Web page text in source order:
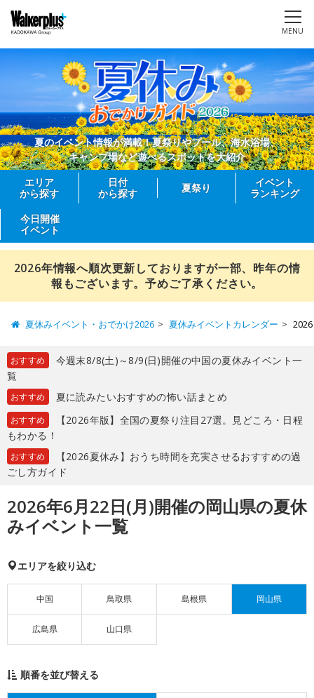
MENU
夏のイベント情報が満載！夏祭りやプール、海水浴場、
キャンプ場など遊べるスポットを大紹介
エリア
から探す
日付
から探す
夏祭り
イベント
ランキング
今日開催
イベント
2026年情報へ順次更新しておりますが一部、昨年の情
報もございます。予めご了承ください。
夏休みイベント・おでかけ2026 夏休みイベントカレンダー
おすすめ
今週末8/8(土)～8/9(日)開催の中国の夏休みイベント一
覧
おすすめ 夏に読みたいおすすめの怖い話まとめ
おすすめ
【2026年版】全国の夏祭り注目27選。見どころ・日程
もわかる！
おすすめ
【2026夏休み】おうち時間を充実させるおすすめの過
ごし方ガイド
2026年6月22日(月)開催の岡山県の夏休
みイベント一覧
エリアを絞り込む
中国 鳥取県 島根県 岡山県
広島県 山口県
順番を並び替える